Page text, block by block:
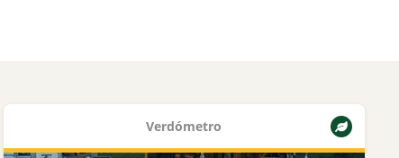
Verdómetro